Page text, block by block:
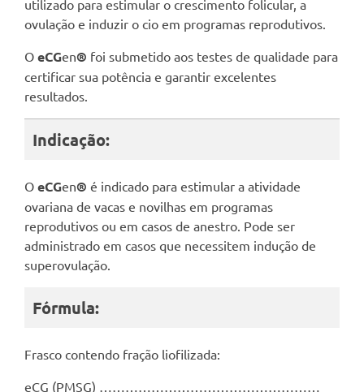
utilizado para estimular o crescimento folicular, a
ovulação e induzir o cio em programas reprodutivos.
O eCGen® foi submetido aos testes de qualidade para
certificar sua potência e garantir excelentes
resultados.
Indicação:
O eCGen® é indicado para estimular a atividade
ovariana de vacas e novilhas em programas
reprodutivos ou em casos de anestro. Pode ser
administrado em casos que necessitem indução de
superovulação.
Fórmula:
Frasco contendo fração liofilizada:
eCG (PMSG) ……………………………………………